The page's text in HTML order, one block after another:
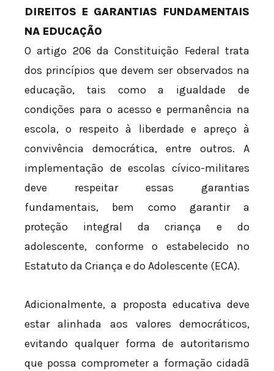
DIREITOS E GARANTIAS FUNDAMENTAIS
NA EDUCAÇÃO
O artigo 206 da Constituição Federal trata
dos princípios que devem ser observados na
educação, tais como a igualdade de
condições para o acesso e permanência na
escola, o respeito à liberdade e apreço à
convivência democrática, entre outros. A
implementação de escolas cívico-militares
deve respeitar essas garantias
fundamentais, bem como garantir a
proteção integral da criança e do
adolescente, conforme o estabelecido no
Estatuto da Criança e do Adolescente (ECA).
Adicionalmente, a proposta educativa deve
estar alinhada aos valores democráticos,
evitando qualquer forma de autoritarismo
que possa comprometer a formação cidadã